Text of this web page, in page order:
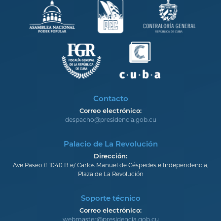
Contacto
Correo electrónico:
despacho@presidencia.gob.cu
Palacio de La Revolución
Dirección:
Ave Paseo # 1040 B e/ Carlos Manuel de Céspedes e Independencia,
Plaza de La Revolución
Soporte técnico
Correo electrónico:
webmaster@presidencia.gob.cu